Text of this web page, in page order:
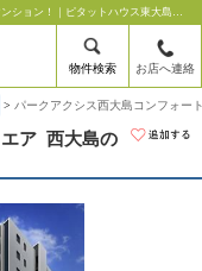
物件検索 お店へ連絡
パークアクシス西大島コンフォートスクエア 西大島の1LDK賃貸マンション！｜ピタットハウス東大島店【株式会社ドリームジャパン】
パークアクシス西大島コンフォー
ア 西大島の